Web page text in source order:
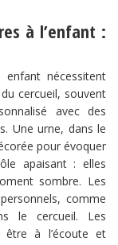
à l’enfant :
enfant nécessitent
cercueil, souvent
avec des
Une urne, dans le
pour évoquer
apaisant : elles
sombre. Les
comme
le cercueil. Les
être à l’écoute et